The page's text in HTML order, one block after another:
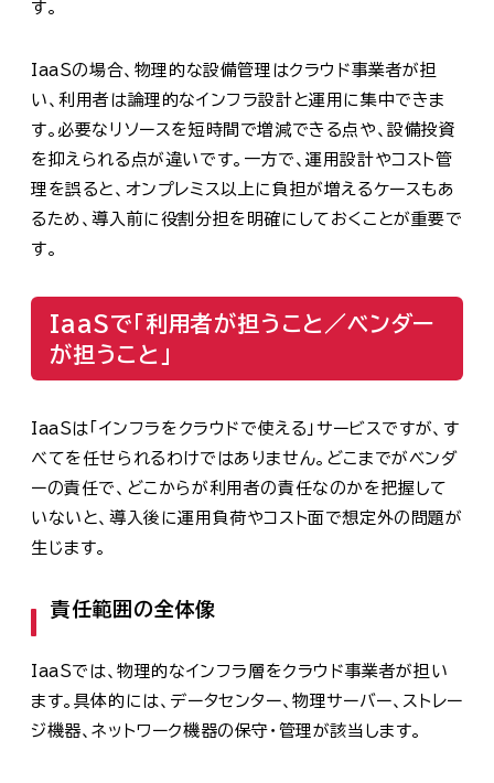
す。
IaaSの場合、物理的な設備管理はクラウド事業者が担
い、利用者は論理的なインフラ設計と運用に集中できま
す。必要なリソースを短時間で増減できる点や、設備投資
を抑えられる点が違いです。一方で、運用設計やコスト管
理を誤ると、オンプレミス以上に負担が増えるケースもあ
るため、導入前に役割分担を明確にしておくことが重要で
す。
IaaSで「利用者が担うこと／ベンダー
が担うこと」
IaaSは「インフラをクラウドで使える」サービスですが、す
べてを任せられるわけではありません。どこまでがベンダ
ーの責任で、どこからが利用者の責任なのかを把握して
いないと、導入後に運用負荷やコスト面で想定外の問題が
生じます。
責任範囲の全体像
IaaSでは、物理的なインフラ層をクラウド事業者が担い
ます。具体的には、データセンター、物理サーバー、ストレー
ジ機器、ネットワーク機器の保守・管理が該当します。